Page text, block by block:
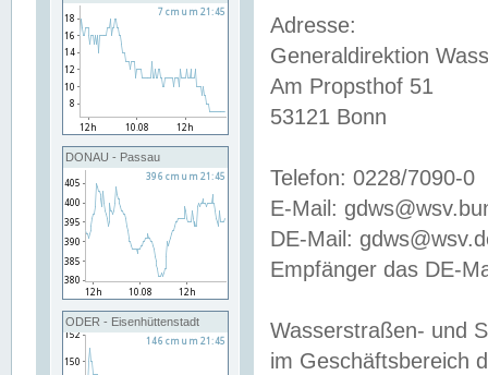
DONAU - Passau
ODER - Eisenhüttenstadt
Adresse:
Generaldirektion
Am Propsthof 51
53121 Bonn
Telefon: 0228/7090-0
E-Mail:
DE-Mail:
Empfänger das DE-
Wasserstraßen- und
im Geschäftsbereich